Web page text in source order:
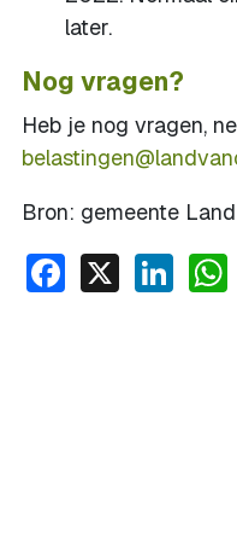
later.
Nog vragen?
Heb je nog vragen,
Bron: gemeente
Facebook
X